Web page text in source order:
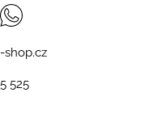
shop.cz
525